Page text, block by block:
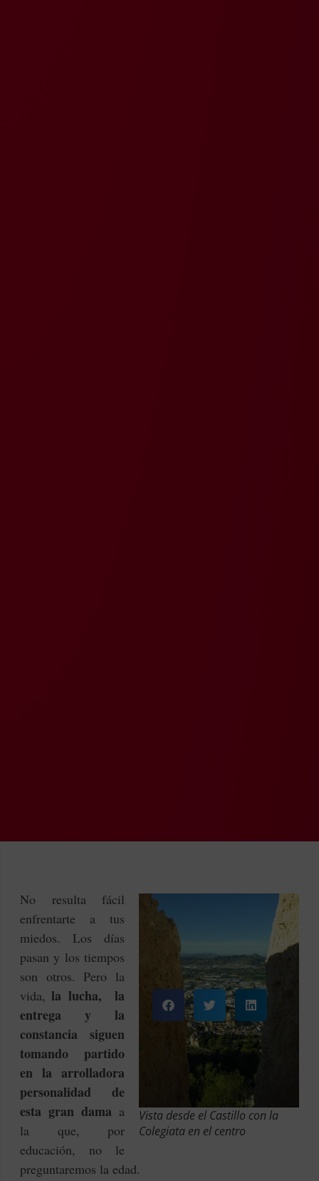
Vista desde el Castillo con la
Colegiata en el centro
No resulta fácil
enfrentarte a tus
miedos. Los días
pasan y los tiempos
son otros. Pero la
vida,la lucha, la
entrega y la
constancia siguen
tomando partido
en la arrolladora
personalidad de
esta gran dama a
la que, por
educación, no le
preguntaremos la edad.